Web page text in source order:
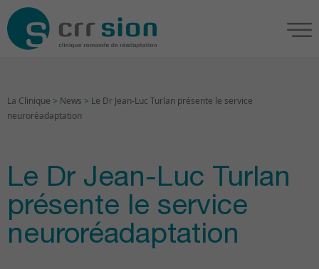
La Clinique > News > Le Dr Jean-Luc Turlan présente le service
neuroréadaptation
Le Dr Jean-Luc Turlan
présente le service
neuroréadaptation